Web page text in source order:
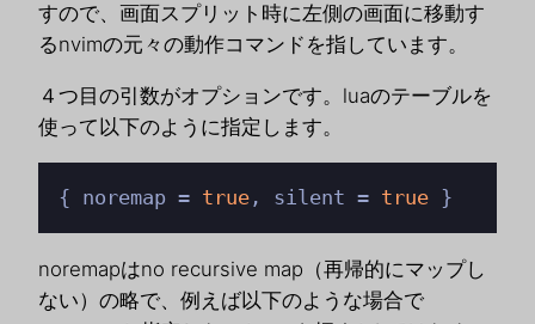
すので、画面スプリット時に左側の画面に移動す
るnvimの元々の動作コマンドを指しています。
４つ目の引数がオプションです。luaのテーブルを
使って以下のように指定します。
{ noremap = true, silent = true }
noremapはno recursive map（再帰的にマップし
ない）の略で、例えば以下のような場合で